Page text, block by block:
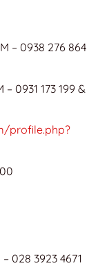
– 0938 276 864
0931 173 199 &
profile.php?
028 3923 4671